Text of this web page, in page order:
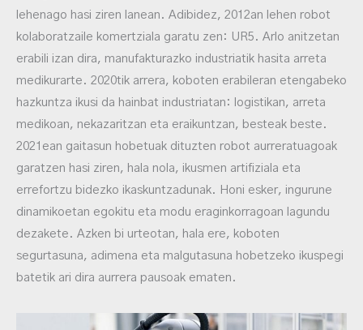
lehenago hasi ziren lanean. Adibidez, 2012an lehen robot
kolaboratzaile komertziala garatu zen: UR5. Arlo anitzetan
erabili izan dira, manufakturazko industriatik hasita arreta
medikurarte. 2020tik arrera, koboten erabileran etengabeko
hazkuntza ikusi da hainbat industriatan: logistikan, arreta
medikoan, nekazaritzan eta eraikuntzan, besteak beste.
2021ean gaitasun hobetuak dituzten robot aurreratuagoak
garatzen hasi ziren, hala nola, ikusmen artifiziala eta
errefortzu bidezko ikaskuntzadunak. Honi esker, ingurune
dinamikoetan egokitu eta modu eraginkorragoan lagundu
dezakete. Azken bi urteotan, hala ere, koboten
segurtasuna, adimena eta malgutasuna hobetzeko ikuspegi
batetik ari dira aurrera pausoak ematen.